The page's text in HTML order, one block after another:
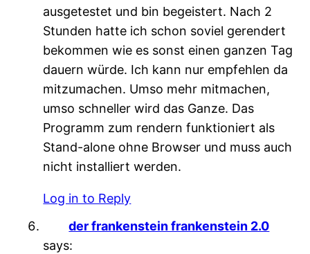
ausgetestet und bin begeistert. Nach 2
Stunden hatte ich schon soviel gerendert
bekommen wie es sonst einen ganzen Tag
dauern würde. Ich kann nur empfehlen da
mitzumachen. Umso mehr mitmachen,
umso schneller wird das Ganze. Das
Programm zum rendern funktioniert als
Stand-alone ohne Browser und muss auch
nicht installiert werden.
Log in to Reply
der frankenstein frankenstein 2.0
says: